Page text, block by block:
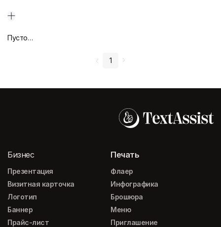
Пустой дизайн-макет
1
Бизнес
Презентация
Визитная карточка
Логотип
Баннер
Прайс-лист
Печать
Флаер
Инфографика
Брошюра
Меню
Приглашение